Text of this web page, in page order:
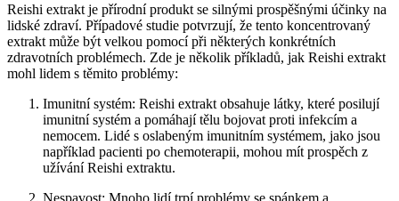
Reishi extrakt je přírodní produkt se silnými prospěšnými účinky na
lidské zdraví. Případové studie potvrzují, že tento koncentrovaný
extrakt může být velkou pomocí při některých konkrétních
zdravotních problémech. Zde je několik příkladů, jak Reishi extrakt
mohl lidem s těmito problémy:
Imunitní systém: Reishi extrakt obsahuje látky, které posilují
imunitní systém a pomáhají tělu bojovat proti infekcím a
nemocem. Lidé s oslabeným imunitním systémem, jako jsou
například pacienti po chemoterapii, mohou mít prospěch z
užívání Reishi extraktu.
Nespavost: Mnoho lidí trpí problémy se spánkem a